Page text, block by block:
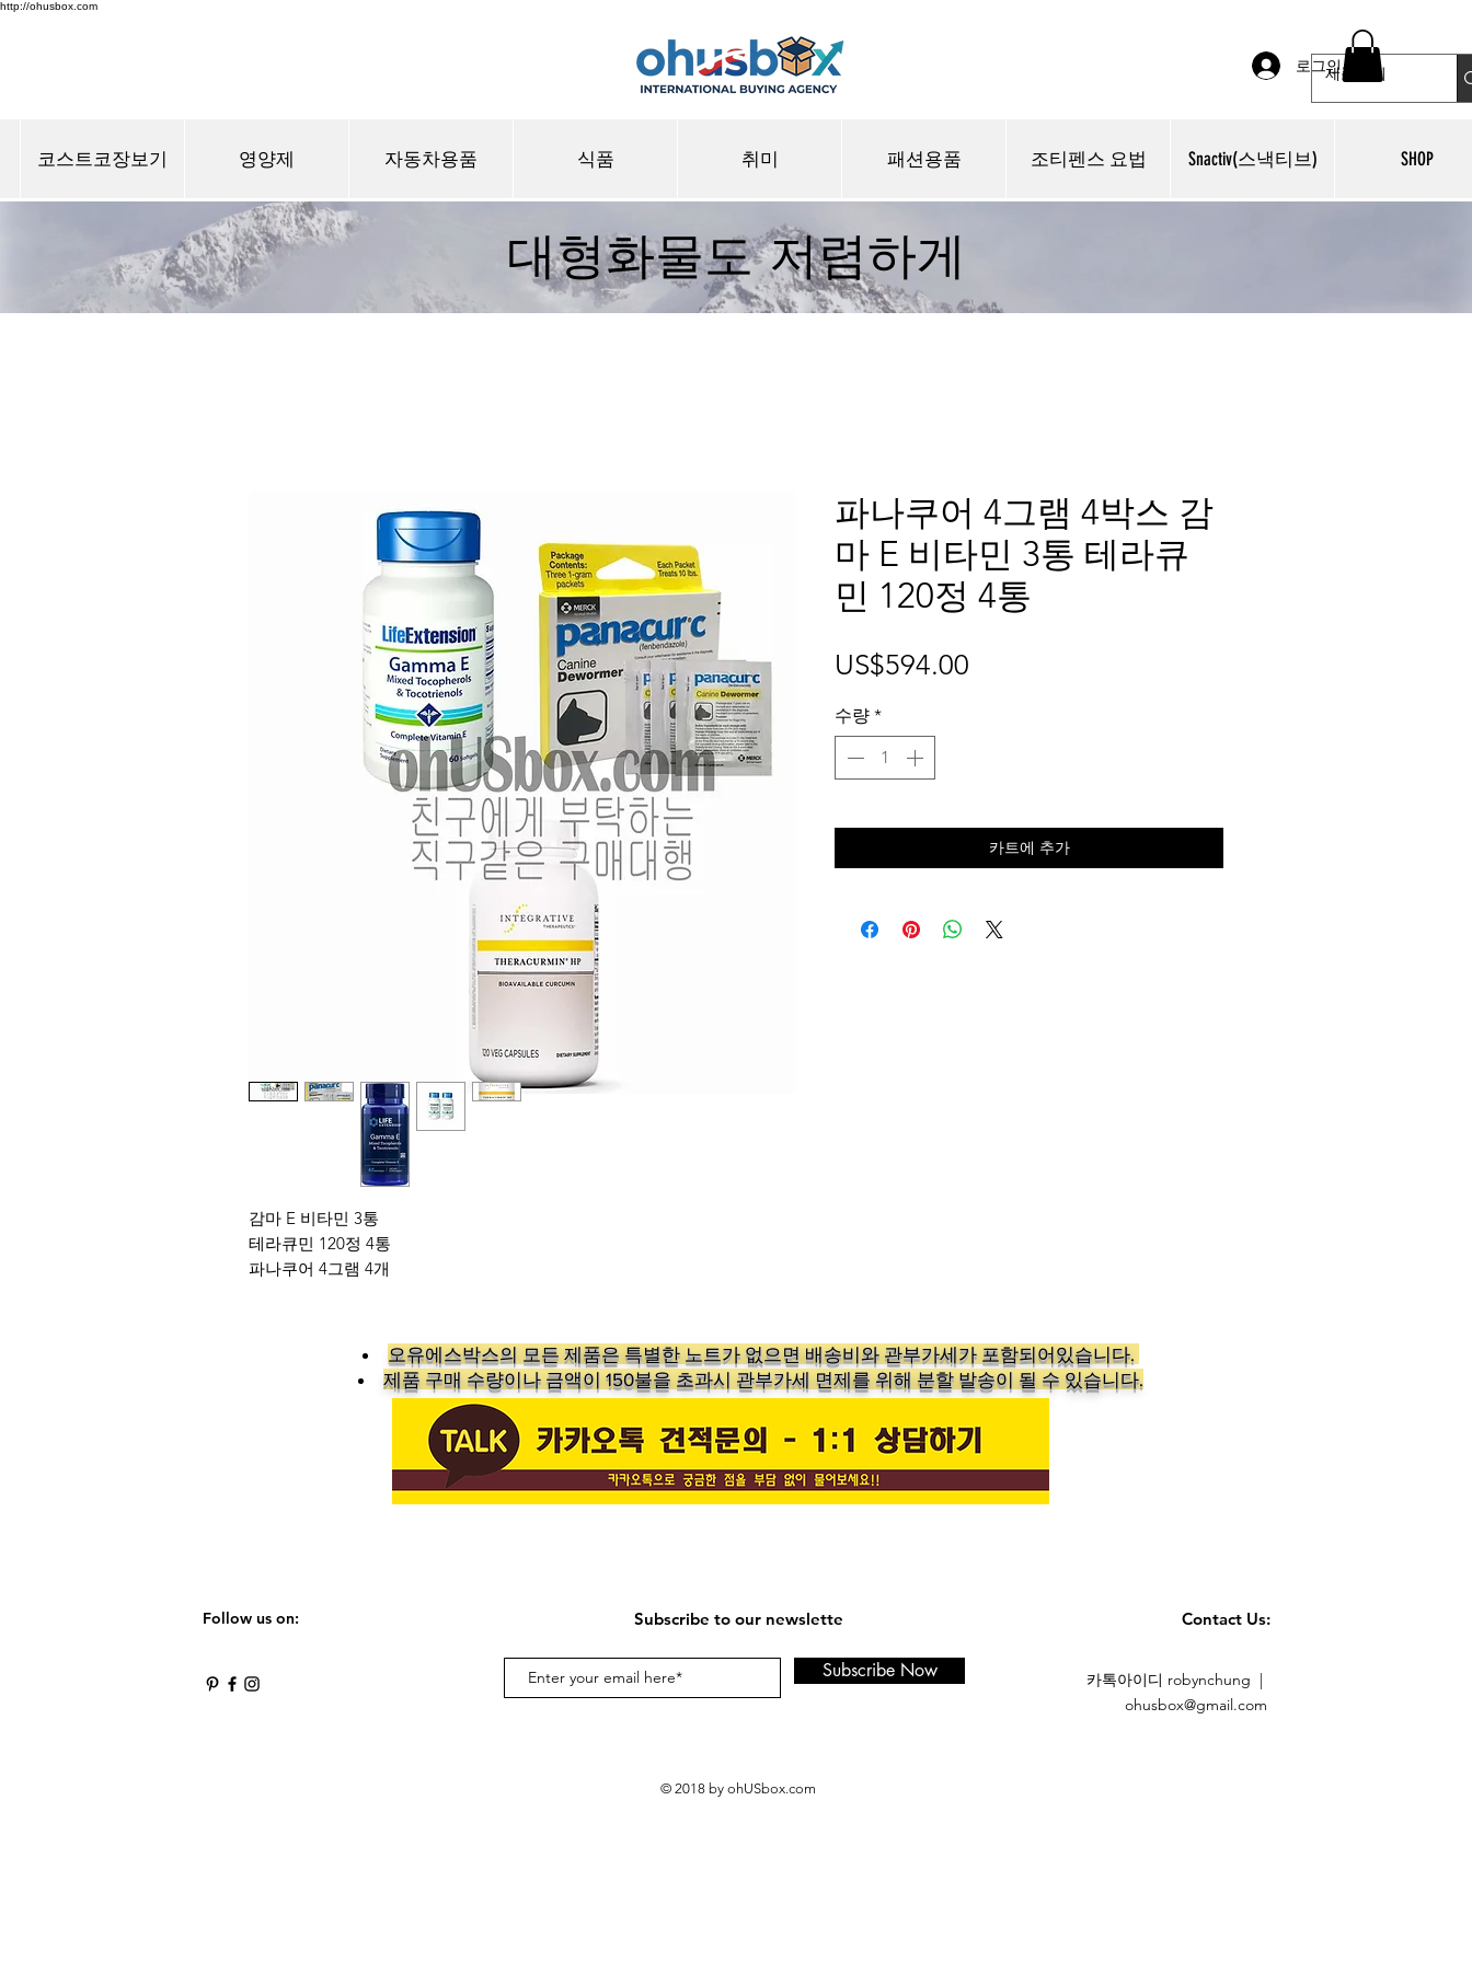
http://ohusbox.com
로그인
코스트코장보기 영양제 자동차용품 식품 취미 패션용품 조티펜스 요법 Snactiv(스낵티브) SHOP
대형화물도 저렴하게
감마 E 비타민 3통
테라큐민 120정 4통
파나쿠어 4그램 4개
파나쿠어 4그램 4박스 감
마 E 비타민 3통 테라큐
민 120정 4통
US$594.00
수량 *
카트에 추가
오유에스박스의 ​모든 제품은 특별한 노트가 없으면 배송비와 관부가세가 포함되어있습니다.
​제품 구매 수량이나 금액이 150불을 초과시 관부가세 면제를 위해 분할 발송이 될 수 있습니다.
Follow us on: Contact Us:
카톡아이디 robynchung |
ohusbox@gmail.com
Subscribe to our newslette
Subscribe Now
© 2018 by ohUSbox.com